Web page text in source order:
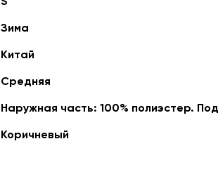
Зима
Китай
Средняя
Наружная часть: 100% полиэстер.
Коричневый